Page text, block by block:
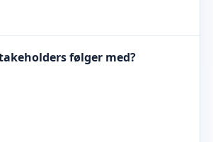
følger med?